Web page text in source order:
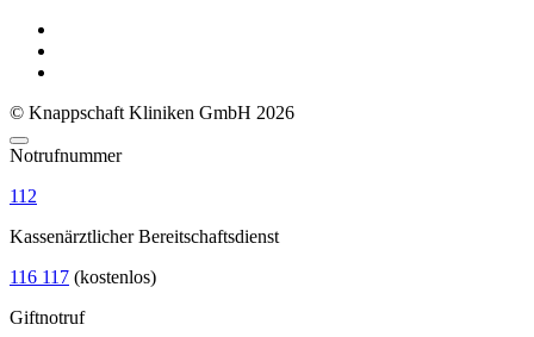
© Knappschaft Kliniken GmbH 2026
Notrufnummer
112
Kassenärztlicher Bereitschaftsdienst
116 117 (kostenlos)
Giftnotruf